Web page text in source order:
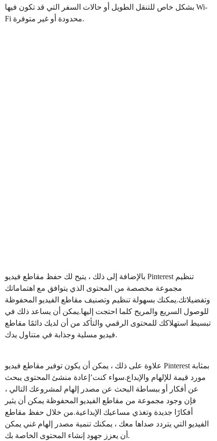
بشكل خاص للتنقل الطويل أو حالات السفر التي قد تكون فيها Wi-
Fi محدودة أو غير متوفرة.
بالإضافة إلى ذلك ، يتيح لك حفظ مقاطع فيديو Pinterest تنظيم
مجموعة مخصصة من المحتوى الذي يتوافق مع اهتماماتك
وتفضيلاتك.يمكنك بسهولة تنظيم وتصنيف مقاطع الفيديو المحفوظة
للوصول السريع والمريح كلما احتجت إليها.يمكن أن يساعد ذلك في
تبسيط استهلاكك للمحتوى الرقمي والتأكد من أن لديك دائمًا مقاطع
فيديو مسلية وجذابة في متناول يدك.
علاوة على ذلك ، يمكن أن يكون توفير مقاطع فيديو Pinterest بمثابة
مورد قيمة للإلهام والإبداع.سواء كنت’إعادة منشئ المحتوى يبحث
عن أفكار أو ببساطة البحث عن مصدر إلهام لمشروعك التالي ،
فإن وجود مجموعة من مقاطع الفيديو المحفوظة يمكن أن يثير
أفكارًا جديدة وتغذي مساعيك الإبداعية.من خلال حفظ مقاطع
الفيديو التي يتردد صداها معك ، يمكنك تنمية مصدر إلهام غني يمكن
أن يعزز جهود إنشاء المحتوى الخاصة بك.